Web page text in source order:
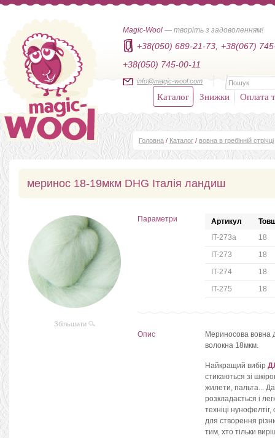
Magic-Wool — творіть з задоволенням!
+38(050) 689-21-73,
+38(067)
+38(050) 745-00-11
info@magic-wool.com
Каталог Знижки Оплата
Головна / Каталог / вовна в гребінній стрічці
меринос 18-19мкм DHG Італія ландиш
Збільшити
Параметри Артикул
IT-273a
18
IT-273
18
IT-274
18
IT-275
18
Опис
Мериносова вовна
волокна 18мкм.
Найкращий вибір
стикаються зі
жилети, пальта...
розкладається і
техніці
для створення
тим, хто тільки